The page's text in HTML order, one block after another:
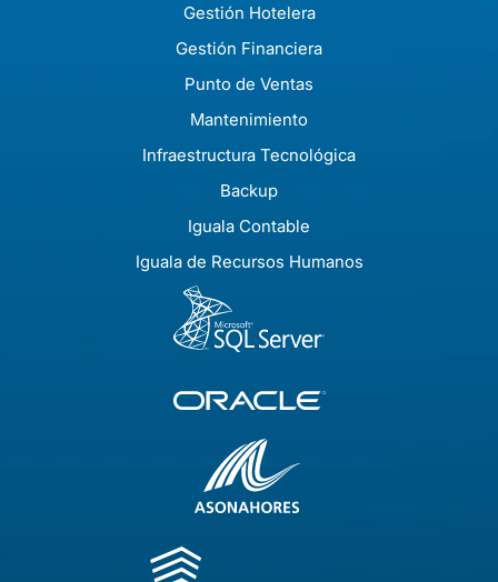
Gestión Hotelera
Gestión Financiera
Punto de Ventas
Mantenimiento
Infraestructura Tecnológica
Backup
Iguala Contable
Iguala de Recursos Humanos